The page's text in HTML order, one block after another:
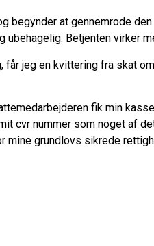
begynder at gennemrode
Betjenten virker
jeg en kvittering fra skat
fik min
cvr nummer som noget af
mine grundlovs sikrede